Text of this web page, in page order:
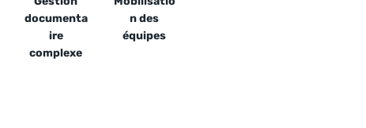
documenta
ire
complexe
n des
équipes